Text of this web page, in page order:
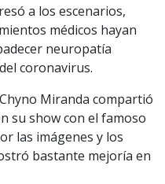
a los escenarios,
médicos hayan
neuropatía
coronavirus.
Miranda compartió
su show con el famoso
las imágenes y los
bastante mejoría en